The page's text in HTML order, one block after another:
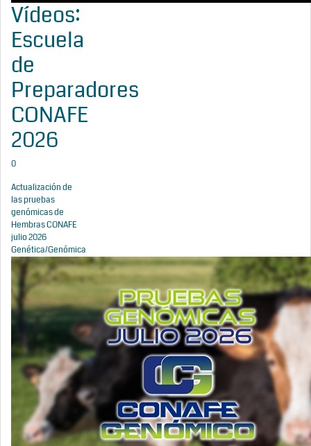
Vídeos:
Escuela
de
Preparadores
CONAFE
2026
0
Actualización de
las pruebas
genómicas de
Hembras CONAFE
julio 2026
Genética/Genómica